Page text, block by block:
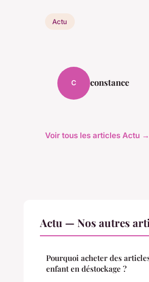
Actu
C constance
Voir tous les articles Actu →
Actu — Nos autres
Pourquoi acheter des
enfant en déstockage ?